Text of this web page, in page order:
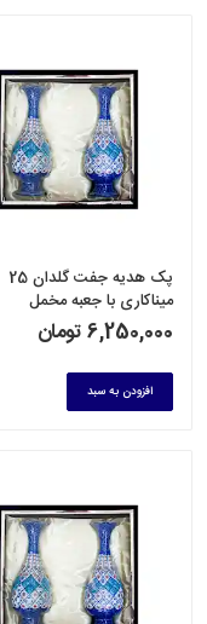
پک هدیه جفت گلدان 25
میناکاری با جعبه مخمل
6,250,000 تومان
افزودن به سبد